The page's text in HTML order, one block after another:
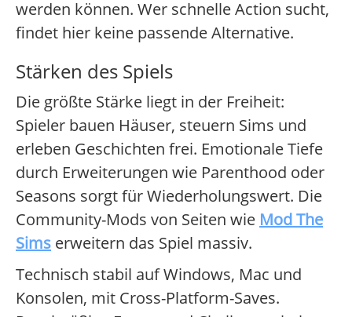
werden können. Wer schnelle Action sucht,
findet hier keine passende Alternative.
Stärken des Spiels
Die größte Stärke liegt in der Freiheit:
Spieler bauen Häuser, steuern Sims und
erleben Geschichten frei. Emotionale Tiefe
durch Erweiterungen wie Parenthood oder
Seasons sorgt für Wiederholungswert. Die
Community-Mods von Seiten wie Mod The
Sims erweitern das Spiel massiv.
Technisch stabil auf Windows, Mac und
Konsolen, mit Cross-Platform-Saves.